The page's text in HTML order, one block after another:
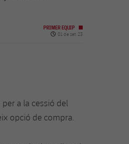
PRIMER EQUIP
Data de publicació
01 de set. 23
a la cessió del
opció de compra.